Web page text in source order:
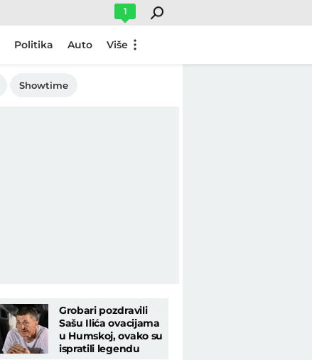
1
Politika Auto Više
Showtime
Grobari pozdravili
Sašu Ilića ovacijama
u Humskoj, ovako su
ispratili legendu